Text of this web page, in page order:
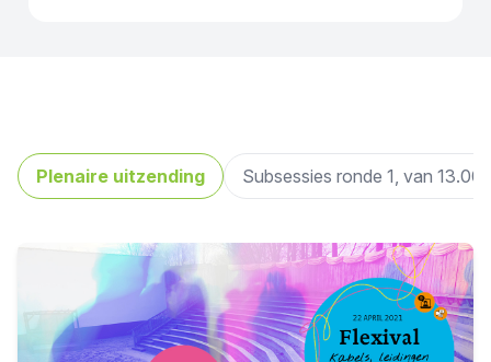
Plenaire uitzending Subsessies ronde 1, van 13.00